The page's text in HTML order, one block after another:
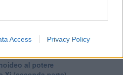
Access Privacy Policy
delle spese militari
morte sulla terra
la guerra e la morte
al potere